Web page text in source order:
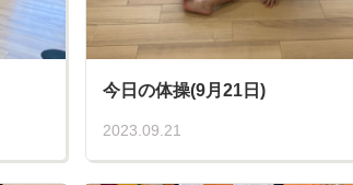
今日の体操(9月21日)
2023.09.21